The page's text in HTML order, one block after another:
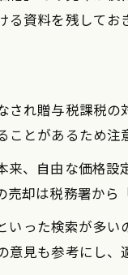
資料を残してお
れ贈与税課税
とがあるため注
、自由な価格
却は税務署から
った検索が多
見も参考にし、